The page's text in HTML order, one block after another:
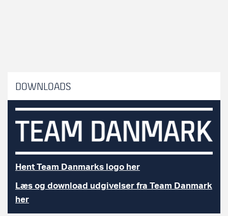
DOWNLOADS
Hent Team Danmarks logo her
Læs og download udgivelser fra Team Danmark
her